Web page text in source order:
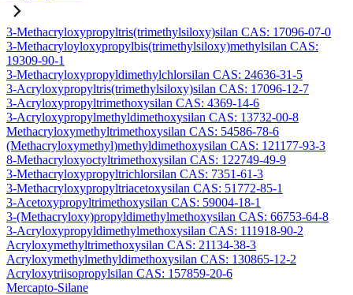
3-Methacryloxypropyltris(trimethylsiloxy)silan CAS: 17096-07-0
3-Methacryloyloxypropylbis(trimethylsiloxy)methylsilan CAS:
19309-90-1
3-Methacryloxypropyldimethylchlorsilan CAS: 24636-31-5
3-Acryloxypropyltris(trimethylsiloxy)silan CAS: 17096-12-7
3-Acryloxypropyltrimethoxysilan CAS: 4369-14-6
3-Acryloxypropylmethyldimethoxysilan CAS: 13732-00-8
Methacryloxymethyltrimethoxysilan CAS: 54586-78-6
(Methacryloxymethyl)methyldimethoxysilan CAS: 121177-93-3
8-Methacryloxyoctyltrimethoxysilan CAS: 122749-49-9
3-Methacryloxypropyltrichlorsilan CAS: 7351-61-3
3-Methacryloxypropyltriacetoxysilan CAS: 51772-85-1
3-Acetoxypropyltrimethoxysilan CAS: 59004-18-1
3-(Methacryloxy)propyldimethylmethoxysilan CAS: 66753-64-8
3-Acryloxypropyldimethylmethoxysilan CAS: 111918-90-2
Acryloxymethyltrimethoxysilan CAS: 21134-38-3
Acryloxymethylmethyldimethoxysilan CAS: 130865-12-2
Acryloxytriisopropylsilan CAS: 157859-20-6
Mercapto-Silane